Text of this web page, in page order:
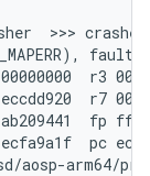
>>> crasher
fault
r3
r7
fp
pc
aosp-arm64/